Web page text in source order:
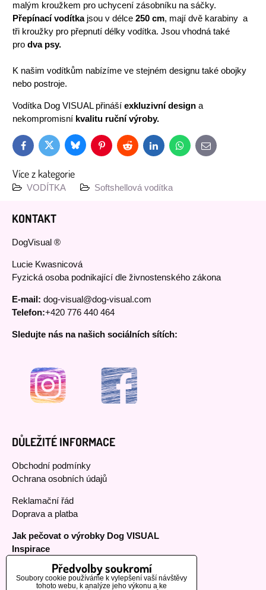
malým kroužkem pro uchycení zásobníku na sáčky.
Přepínací vodítkajsou v délce 250 cm, mají dvě karabiny a
tři kroužky pro přepnutí délky vodítka. Jsou vhodná také
pro dva psy.
K našim vodítkům nabízíme ve stejném designu také obojky
nebo postroje.
Vodítka Dog VISUAL přináší exkluzivní design a
nekompromisní kvalitu ruční výroby.
FacebookTwitter BlueskyPinterestReddit LinkedInWhatsApp
E-
mail
Více z kategorie
VODÍTKA Softshellová vodítka
KONTAKT
DogVisual ®
Lucie Kwasnicová
Fyzická osoba podnikající dle živnostenského zákona
E-mail: dog-visual@dog-visual.com
Telefon:+420 776 440 464
Sledujte nás na našich sociálních sítích:
DŮLEŽITÉ INFORMACE
Obchodní podmínky
Ochrana osobních údajů
Reklamační řád
Doprava a platba
Jak pečovat o výrobky Dog VISUAL
Inspirace
Předvolby soukromí
Soubory cookie používáme k vylepšení vaší návštěvy
tohoto webu, k analýze jeho výkonu a ke